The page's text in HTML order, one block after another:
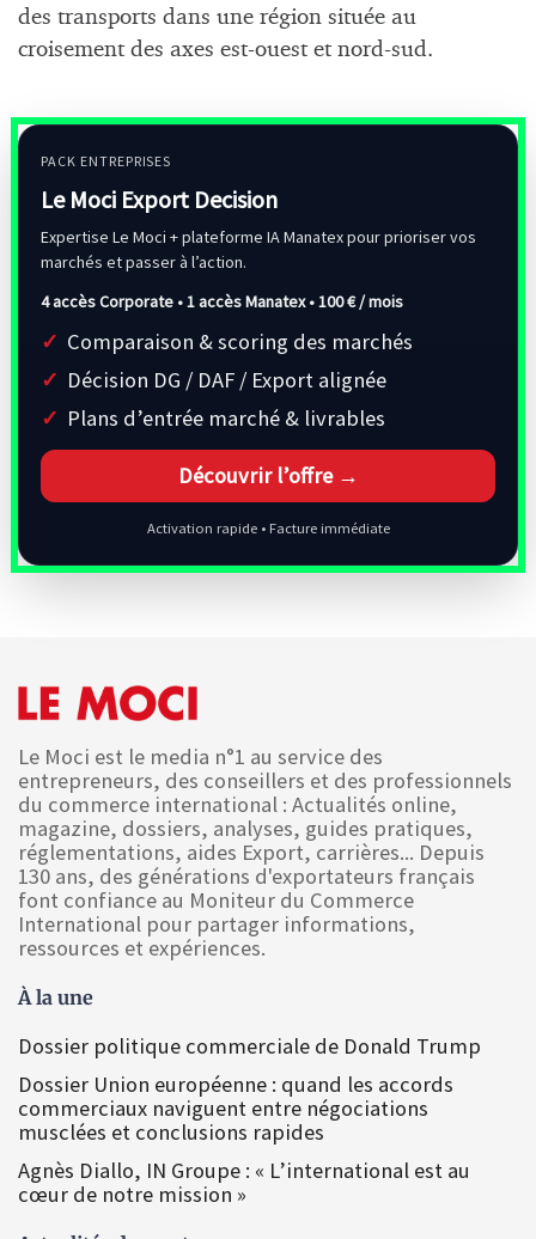
des transports dans une région située au
croisement des axes est-ouest et nord-sud.
PACK ENTREPRISES
Le Moci Export Decision
Expertise Le Moci + plateforme IA Manatex pour prioriser vos
marchés et passer à l’action.
4 accès Corporate • 1 accès Manatex •100 € / mois
Comparaison & scoring des marchés
Décision DG / DAF / Export alignée
Plans d’entrée marché & livrables
Découvrir l’offre →
Activation rapide • Facture immédiate
Le Moci est le media n°1 au service des
entrepreneurs, des conseillers et des professionnels
du commerce international : Actualités online,
magazine, dossiers, analyses, guides pratiques,
réglementations, aides Export, carrières... Depuis
130 ans, des générations d'exportateurs français
font confiance au Moniteur du Commerce
International pour partager informations,
ressources et expériences.
À la une
Dossier politique commerciale de Donald Trump
Dossier Union européenne : quand les accords
commerciaux naviguent entre négociations
musclées et conclusions rapides
Agnès Diallo, IN Groupe : « L’international est au
cœur de notre mission »